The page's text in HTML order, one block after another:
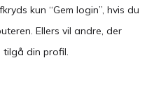
kun “Gem login”, hvis du
Ellers vil andre, der
tilgå din profil.